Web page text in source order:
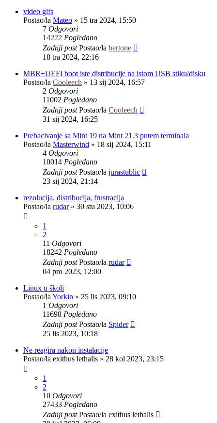
video gifs
Postao/la Mateo » 15 tra 2024, 15:50
7 Odgovori
14222 Pogledano
Zadnji postPostao/la bertone
18 tra 2024, 22:16
MBR+UEFI boot iste distribucije na istom USB stiku/disku
Postao/la Cooleech » 13 sij 2024, 16:57
2 Odgovori
11002 Pogledano
Zadnji postPostao/la Cooleech
31 sij 2024, 16:25
Prebacivanje sa Mint 19 na Mint 21.3 putem terminala
Postao/la Masterwind » 18 sij 2024, 15:11
4 Odgovori
10014 Pogledano
Zadnji postPostao/la jurastublic
23 sij 2024, 21:14
rezolucija, distribucija, frustracija
Postao/la rudar» 30 stu 2023, 10:06
1
2
11 Odgovori
18242 Pogledano
Zadnji postPostao/la rudar
04 pro 2023, 12:00
Linux u školi
Postao/la Yorkin » 25 lis 2023, 09:10
1 Odgovori
11698 Pogledano
Zadnji postPostao/la Spider
25 lis 2023, 10:18
Ne reagira nakon instalacije
Postao/la exithus lethalis » 28 kol 2023, 23:15
1
2
10 Odgovori
27433 Pogledano
Zadnji postPostao/la exithus lethalis